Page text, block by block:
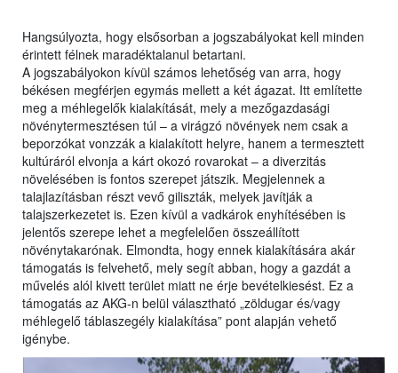
Hangsúlyozta, hogy elsősorban a jogszabályokat kell minden
érintett félnek maradéktalanul betartani.
A jogszabályokon kívül számos lehetőség van arra, hogy
békésen megférjen egymás mellett a két ágazat. Itt említette
meg a méhlegelők kialakítását, mely a mezőgazdasági
növénytermesztésen túl – a virágzó növények nem csak a
beporzókat vonzzák a kialakított helyre, hanem a termesztett
kultúráról elvonja a kárt okozó rovarokat – a diverzitás
növelésében is fontos szerepet játszik. Megjelennek a
talajlazításban részt vevő giliszták, melyek javítják a
talajszerkezetet is. Ezen kívül a vadkárok enyhítésében is
jelentős szerepe lehet a megfelelően összeállított
növénytakarónak. Elmondta, hogy ennek kialakítására akár
támogatás is felvehető, mely segít abban, hogy a gazdát a
művelés alól kivett terület miatt ne érje bevételkiesést. Ez a
támogatás az AKG-n belül választható „zöldugar és/vagy
méhlegelő táblaszegély kialakítása” pont alapján vehető
igénybe.